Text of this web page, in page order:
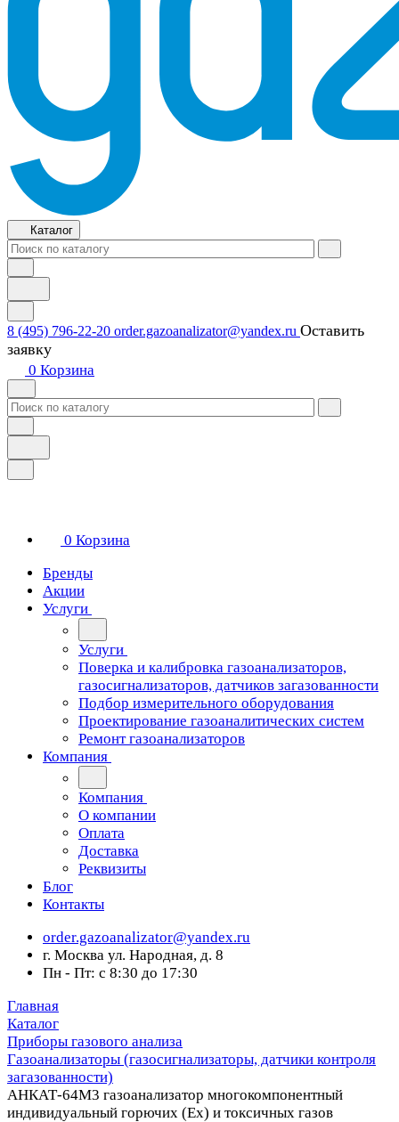
Каталог
8 (495) 796-22-20 order.gazoanalizator@yandex.ru Оставить
заявку
0 Корзина
0 Корзина
Бренды
Акции
Услуги
Услуги
Поверка и калибровка газоанализаторов,
газосигнализаторов, датчиков загазованности
Подбор измерительного оборудования
Проектирование газоаналитических систем
Ремонт газоанализаторов
Компания
Компания
О компании
Оплата
Доставка
Реквизиты
Блог
Контакты
order.gazoanalizator@yandex.ru
г. Москва ул. Народная, д. 8
Пн - Пт: с 8:30 до 17:30
Главная
Каталог
Приборы газового анализа
Газоанализаторы (газосигнализаторы, датчики контроля
загазованности)
АНКАТ-64М3 газоанализатор многокомпонентный
индивидуальный горючих (Ex) и токсичных газов